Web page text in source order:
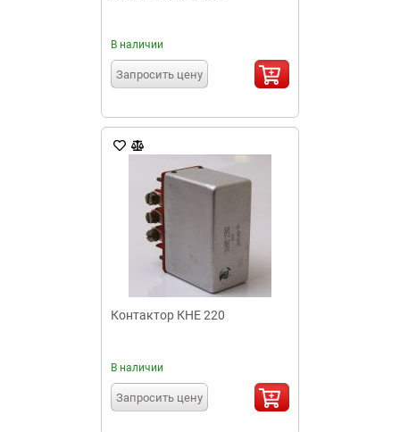
В наличии
Запросить цену
Контактор КНЕ 220
В наличии
Запросить цену